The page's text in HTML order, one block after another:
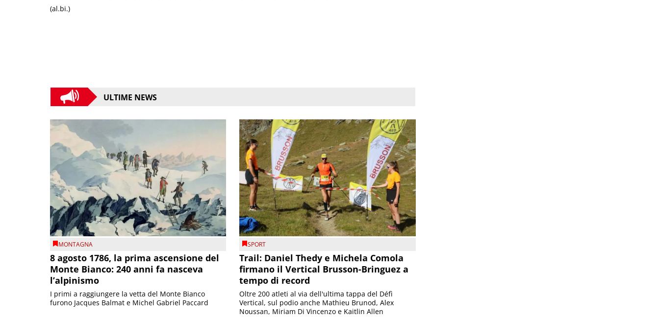
(al.bi.)
ULTIME NEWS
MONTAGNA
8 agosto 1786, la prima ascensione del
Monte Bianco: 240 anni fa nasceva
l’alpinismo
I primi a raggiungere la vetta del Monte Bianco
furono Jacques Balmat e Michel Gabriel Paccard
SPORT
Trail: Daniel Thedy e Michela Comola
firmano il Vertical Brusson-Bringuez a
tempo di record
Oltre 200 atleti al via dell'ultima tappa del Défì
Vertical, sul podio anche Mathieu Brunod, Alex
Noussan, Miriam Di Vincenzo e Kaitlin Allen